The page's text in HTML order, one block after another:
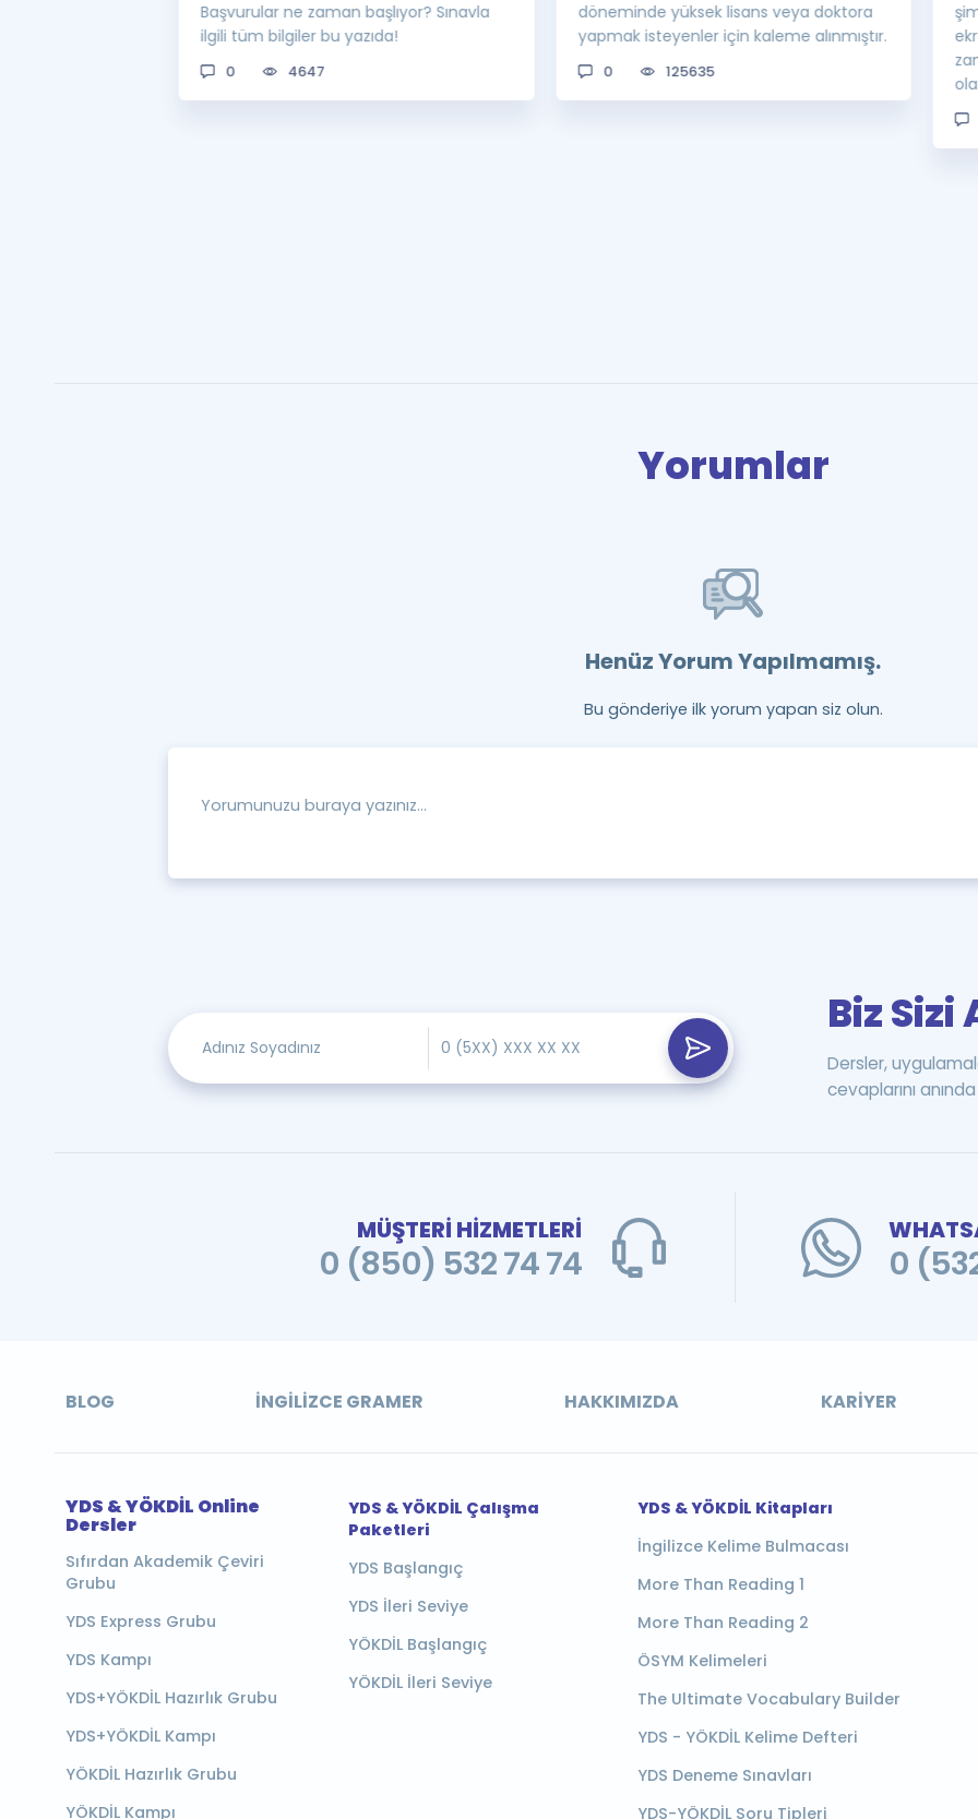
Başvurular ne zaman başlıyor? Sınavla
ilgili tüm bilgiler bu yazıda!
0 4647
döneminde yüksek lisans veya doktora
yapmak isteyenler için kaleme alınmıştır.
0 125635
Yorumlar
Henüz Yorum Yapılmamış.
Bu gönderiye ilk yorum yapan siz olun.
Biz Sizi
Dersler,
cevaplarını anında
MÜŞTERİ HİZMETLERİ
0 (850) 532 74 74 0
BLOG İNGILIZCE GRAMER HAKKIMIZDA KARIYER
YDS & YÖKDİL Online
Dersler
Sıfırdan Akademik Çeviri
Grubu
YDS Express Grubu
YDS Kampı
YDS+YÖKDİL Hazırlık Grubu
YDS+YÖKDİL Kampı
YÖKDİL Hazırlık Grubu
YÖKDİL Kampı
YDS & YÖKDİL Çalışma
Paketleri
YDS Başlangıç
YDS İleri Seviye
YÖKDİL Başlangıç
YÖKDİL İleri Seviye
YDS & YÖKDİL Kitapları
İngilizce Kelime Bulmacası
More Than Reading 1
More Than Reading 2
ÖSYM Kelimeleri
The Ultimate Vocabulary Builder
YDS - YÖKDİL Kelime Defteri
YDS Deneme Sınavları
YDS-YÖKDİL Soru Tipleri